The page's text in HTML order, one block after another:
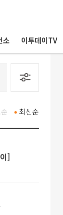
소 이투데이TV
최신순
]